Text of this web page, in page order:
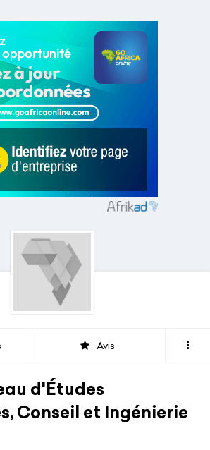
Avis
d'Études
Conseil et Ingénierie